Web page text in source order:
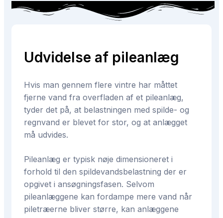
Udvidelse af pileanlæg
Hvis man gennem flere vintre har måttet
fjerne vand fra overfladen af et pileanlæg,
tyder det på, at belastningen med spilde- og
regnvand er blevet for stor, og at anlægget
må udvides.
Pileanlæg er typisk nøje dimensioneret i
forhold til den spildevandsbelastning der er
opgivet i ansøgningsfasen. Selvom
pileanlæggene kan fordampe mere vand når
piletræerne bliver større, kan anlæggene